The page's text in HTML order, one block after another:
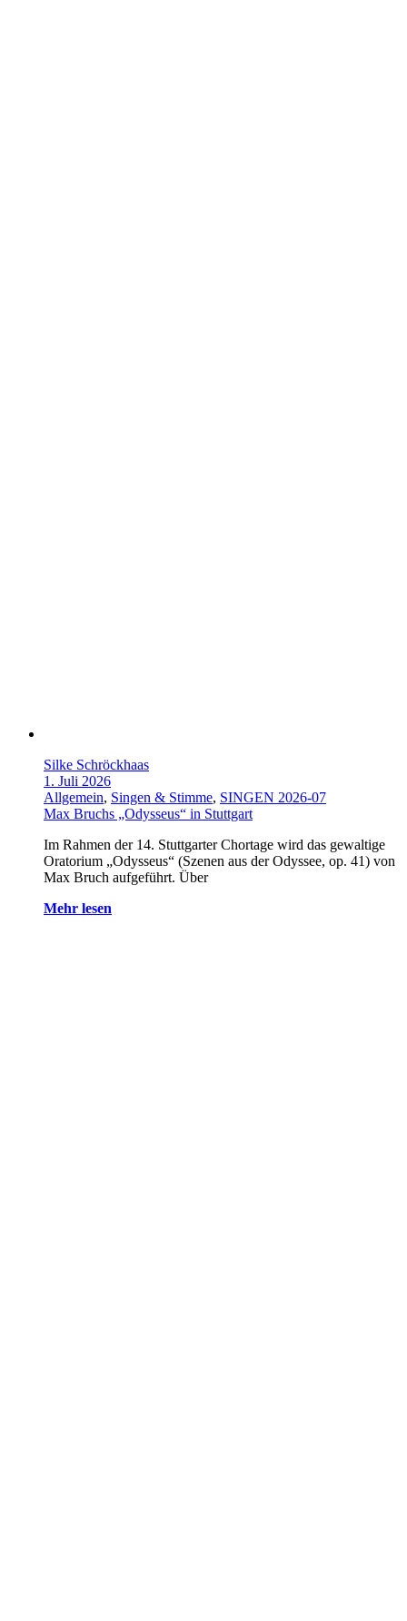
Silke Schröckhaas
1. Juli 2026
Allgemein, Singen & Stimme, SINGEN 2026-07
Max Bruchs „Odysseus“ in Stuttgart
Im Rahmen der 14. Stuttgarter Chortage wird das gewaltige
Oratorium „Odysseus“ (Szenen aus der Odyssee, op. 41) von
Max Bruch aufgeführt. Über
Mehr lesen